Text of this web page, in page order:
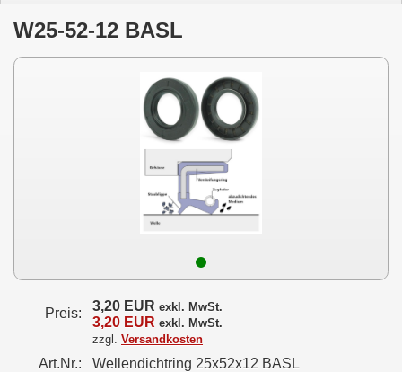
W25-52-12 BASL
Preis: 3,20 EUR exkl. MwSt.
3,20 EUR exkl. MwSt.
zzgl. Versandkosten
Art.Nr.: Wellendichtring 25x52x12 BASL